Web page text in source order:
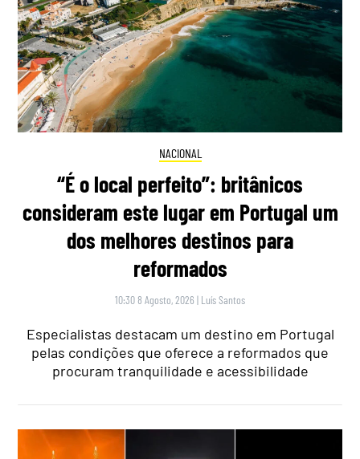
NACIONAL
“É o local perfeito”: britânicos
consideram este lugar em Portugal um
dos melhores destinos para
reformados
10:30 8 Agosto, 2026 | Luís Santos
Especialistas destacam um destino em Portugal
pelas condições que oferece a reformados que
procuram tranquilidade e acessibilidade